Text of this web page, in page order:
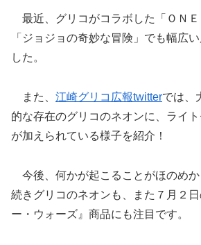
最近、グリコがコラボした「ＯＮ
「ジョジョの奇妙な冒険」でも幅広
した。
また、 江崎グリコ広報twitterでは、
的な存在のグリコのネオンに、ライ
が加えられている様子を紹介！
今後、何かが起こることがほのめか
続きグリコのネオンも、また７月２
ー・ウォーズ』商品にも注目です。